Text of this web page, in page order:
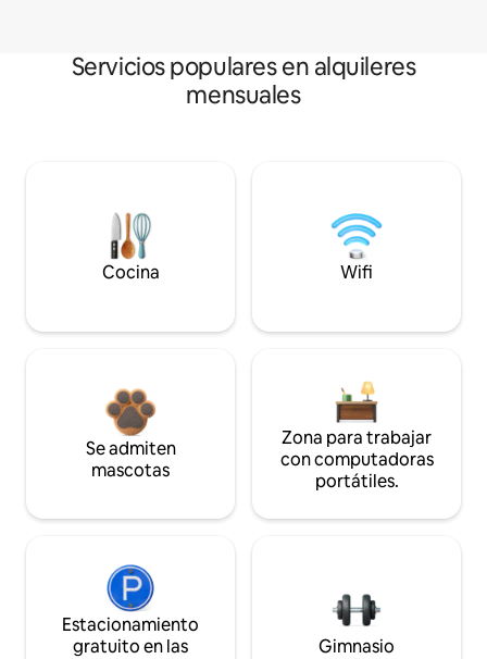
Servicios populares en alquileres
mensuales
Cocina Wifi
Se admiten
mascotas
Zona para trabajar
con computadoras
portátiles.
Estacionamiento
gratuito en las
Gimnasio